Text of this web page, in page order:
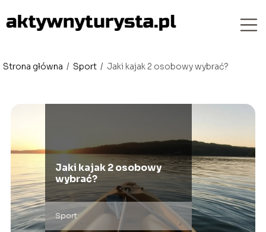
Strona główna / Sport / Jaki kajak 2 osobowy wybrać?
Jaki kajak 2 osobowy
wybrać?
Sport